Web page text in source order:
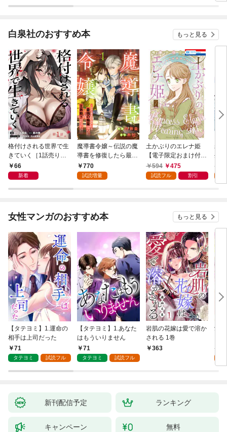
白泉社のおすすめ本 もっと見る
格付けされる世界で生
きていく［1話売り］
第1話
66
新着
魔導書令嬢～伝説の魔
導書を修復したら最強
の精霊が味方になりま
した（クールな王弟殿
770
試読増量
土かぶりのエレナ姫
【電子限定おまけ付
き】 1巻
594 475
試読フル 割引
寿
生
女性マンガのおすすめ本 もっと見る
【タテヨミ】1.運命の
相手は上司だった
71
タテヨミ 試読フル
【タテヨミ】1.あなた
はもういりません
71
タテヨミ 試読フル
岩肌の花嫁は愛で溶か
される 1巻
363
愛
新刊配信予定 ランキング
キャンペーン 無料